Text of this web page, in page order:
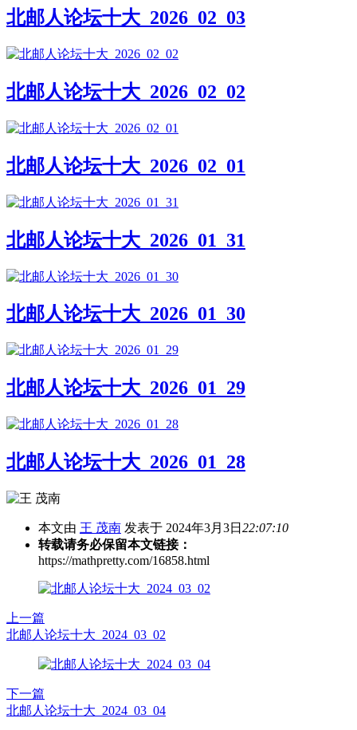
北邮人论坛十大_2026_02_03
北邮人论坛十大_2026_02_02
北邮人论坛十大_2026_02_01
北邮人论坛十大_2026_01_31
北邮人论坛十大_2026_01_30
北邮人论坛十大_2026_01_29
北邮人论坛十大_2026_01_28
本文由 王 茂南 发表于 2024年3月3日 22:07:10
转载请务必保留本文链接：
https://mathpretty.com/16858.html
上一篇
北邮人论坛十大_2024_03_02
下一篇
北邮人论坛十大_2024_03_04